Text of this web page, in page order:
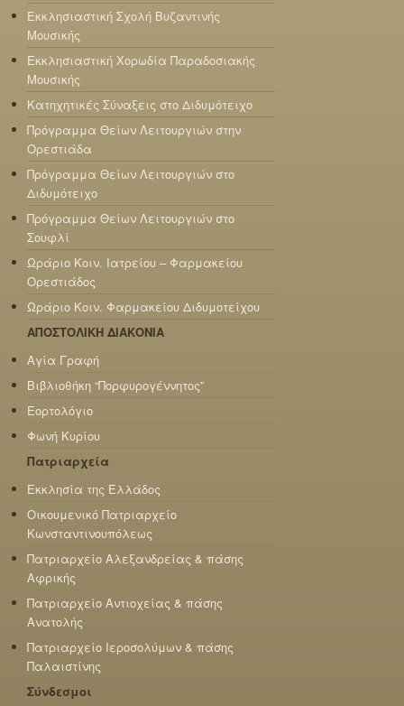
Εκκλησιαστική Σχολή Βυζαντινής
Μουσικής
Εκκλησιαστική Χορωδία Παραδοσιακής
Μουσικής
Κατηχητικές Σύναξεις στο Διδυμότειχο
Πρόγραμμα Θείων Λειτουργιών στην
Ορεστιάδα
Πρόγραμμα Θείων Λειτουργιών στο
Διδυμότειχο
Πρόγραμμα Θείων Λειτουργιών στο
Σουφλί
Ωράριο Κοιν. Ιατρείου – Φαρμακείου
Ορεστιάδος
Ωράριο Κοιν. Φαρμακείου Διδυμοτείχου
ΑΠΟΣΤΟΛΙΚΗ ΔΙΑΚΟΝΙΑ
Αγία Γραφή
Βιβλιοθήκη “Πορφυρογέννητος”
Εορτολόγιο
Φωνή Κυρίου
Πατριαρχεία
Εκκλησία της Ελλάδος
Οικουμενικό Πατριαρχείο
Κωνσταντινουπόλεως
Πατριαρχείο Αλεξανδρείας & πάσης
Αφρικής
Πατριαρχείο Αντιοχείας & πάσης
Ανατολής
Πατριαρχείο Ιεροσολύμων & πάσης
Παλαιστίνης
Σύνδεσμοι